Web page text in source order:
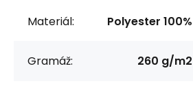
Materiál: Polyester 100%
Gramáž: 260 g/m2